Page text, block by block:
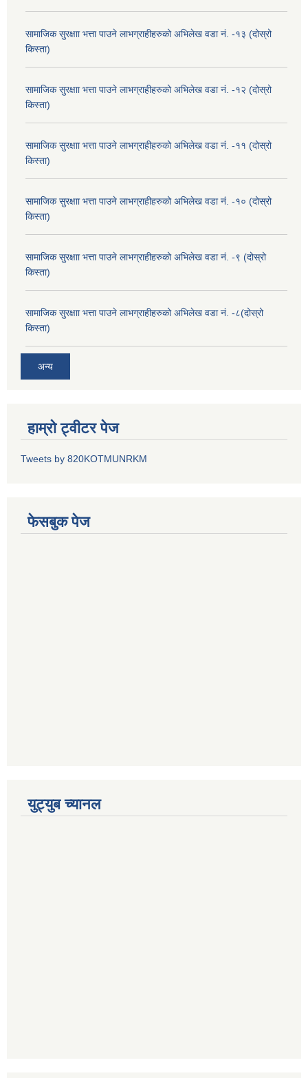
सामाजिक सुरक्षाा भत्ता पाउने लाभग्राहीहरुको अभिलेख वडा नं. -१३ (दोस्रो
किस्ता)
सामाजिक सुरक्षाा भत्ता पाउने लाभग्राहीहरुको अभिलेख वडा नं. -१२ (दोस्रो
किस्ता)
सामाजिक सुरक्षाा भत्ता पाउने लाभग्राहीहरुको अभिलेख वडा नं. -११ (दोस्रो
किस्ता)
सामाजिक सुरक्षाा भत्ता पाउने लाभग्राहीहरुको अभिलेख वडा नं. -१० (दोस्रो
किस्ता)
सामाजिक सुरक्षाा भत्ता पाउने लाभग्राहीहरुको अभिलेख वडा नं. -९ (दोस्रो
किस्ता)
सामाजिक सुरक्षाा भत्ता पाउने लाभग्राहीहरुको अभिलेख वडा नं. -८(दोस्रो
किस्ता)
अन्य
हाम्रो ट्वीटर पेज
Tweets by 820KOTMUNRKM
फेसबुक पेज
युट्युब च्यानल